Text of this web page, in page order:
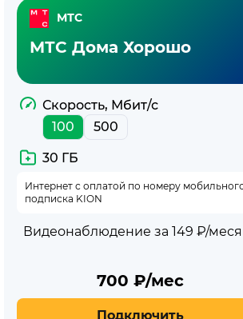
МТС
МТС Дома Хорошо
Скорость, Мбит/с
100
500
30 ГБ
Интернет с оплатой по номеру
подписка KION
Видеонаблюдение за 149 ₽/
700 ₽/мес
Подключить